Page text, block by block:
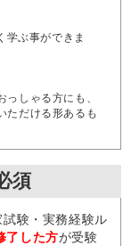
学ぶ事ができま
しゃる方にも、
ただける形あるも
須
験・実務経験ル
了した方が受験